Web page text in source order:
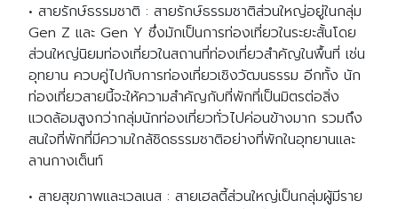
• สายรักษ์ธรรมชาติ : สายรักษ์ธรรมชาติส่วนใหญ่อยู่ในกลุ่ม
Gen Z และ Gen Y ซึ่งมักเป็นการท่องเที่ยวในระยะสั้นโดย
ส่วนใหญ่นิยมท่องเที่ยวในสถานที่ท่องเที่ยวสำคัญในพื้นที่ เช่น
อุทยาน ควบคู่ไปกับการท่องเที่ยวเชิงวัฒนธรรม อีกทั้ง นัก
ท่องเที่ยวสายนี้จะให้ความสำคัญกับที่พักที่เป็นมิตรต่อสิ่ง
แวดล้อมสูงกว่ากลุ่มนักท่องเที่ยวทั่วไปค่อนข้างมาก รวมถึง
สนใจที่พักที่มีความใกล้ชิดธรรมชาติอย่างที่พักในอุทยานและ
ลานกางเต็นท์
• สายสุขภาพและเวลเนส : สายเฮลตี้ส่วนใหญ่เป็นกลุ่มผู้มีราย